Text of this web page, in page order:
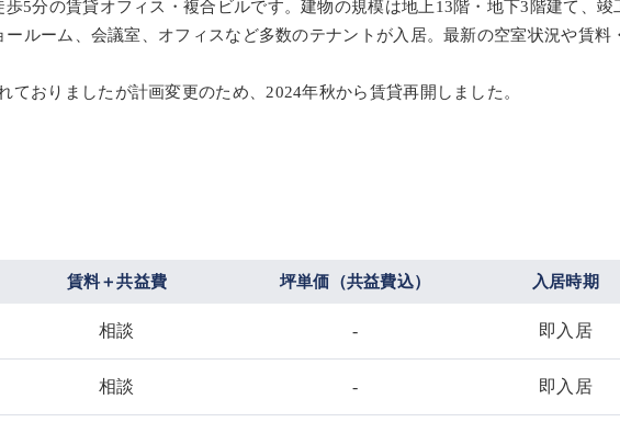
5分の賃貸オフィス・複合ビルです。建物の規模は地上13階・地下3階建て、竣
ルーム、会議室、オフィスなど多数のテナントが入居。最新の空室状況や賃料
おりましたが計画変更のため、2024年秋から賃貸再開しました。
賃料＋共益費 坪単価（共益費込） 入居時期
相談 - 即入居
相談 - 即入居